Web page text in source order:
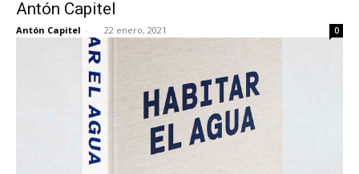
Antón Capitel
Antón Capitel - 22 enero, 2021 0